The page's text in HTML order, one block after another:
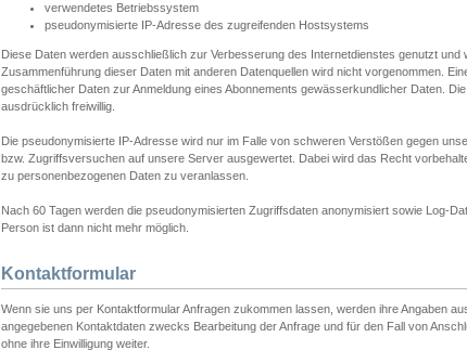
verwendetes Betriebssystem
pseudonymisierte IP-Adresse des zugreifenden Hostsystems
Diese Daten werden ausschließlich zur Verbesserung des Internetdienstes genutzt
Zusammenführung dieser Daten mit anderen Datenquellen wird nicht vorgenommen.
geschäftlicher Daten zur Anmeldung eines Abonnements gewässerkundlicher Daten.
ausdrücklich freiwillig.
Die pseudonymisierte IP-Adresse wird nur im Falle von schweren Verstößen gegen
bzw. Zugriffsversuchen auf unsere Server ausgewertet. Dabei wird das Recht
zu personenbezogenen Daten zu veranlassen.
Nach 60 Tagen werden die pseudonymisierten Zugriffsdaten anonymisiert sowie Log-
Person ist dann nicht mehr möglich.
Kontaktformular
Wenn sie uns per Kontaktformular Anfragen zukommen lassen, werden ihre Angaben
angegebenen Kontaktdaten zwecks Bearbeitung der Anfrage und für den Fall von
ohne ihre Einwilligung weiter.